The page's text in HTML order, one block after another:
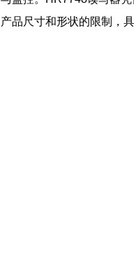
产品尺寸和形状的限制，